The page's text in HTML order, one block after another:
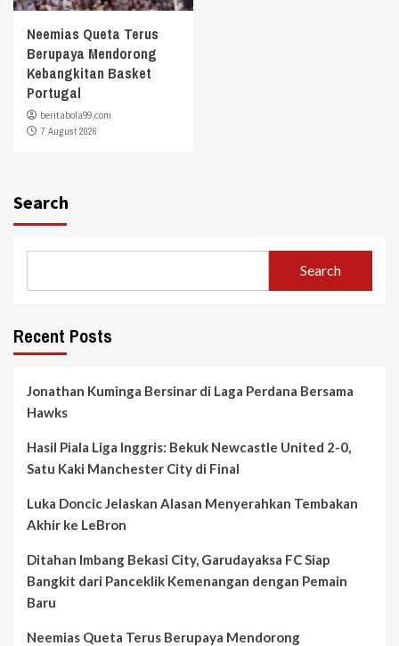
Neemias Queta Terus
Berupaya Mendorong
Kebangkitan Basket
Portugal
beritabola99.com
7 August 2026
Search
Search
Recent Posts
Jonathan Kuminga Bersinar di Laga Perdana Bersama
Hawks
Hasil Piala Liga Inggris: Bekuk Newcastle United 2-0,
Satu Kaki Manchester City di Final
Luka Doncic Jelaskan Alasan Menyerahkan Tembakan
Akhir ke LeBron
Ditahan Imbang Bekasi City, Garudayaksa FC Siap
Bangkit dari Panceklik Kemenangan dengan Pemain
Baru
Neemias Queta Terus Berupaya Mendorong